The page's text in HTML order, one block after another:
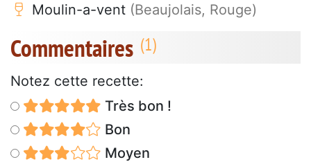
Moulin-a-vent (Beaujolais, Rouge)
Commentaires
Notez cette recette:
Très bon !
Bon
Moyen